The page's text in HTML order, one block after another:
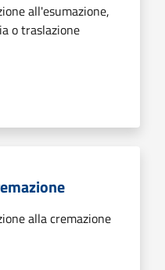
all'esumazione,
o traslazione
alla cremazione